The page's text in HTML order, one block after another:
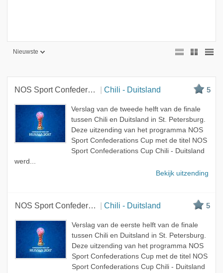
Nieuwste
NOS Sport Confederations Cup Chili - Duitsland 5
Verslag van de tweede helft van de finale
tussen Chili en Duitsland in St. Petersburg.
Deze uitzending van het programma NOS
Sport Confederations Cup met de titel NOS
Sport Confederations Cup Chili - Duitsland
werd...
Bekijk uitzending
NOS Sport Confederations Cup Chili - Duitsland 5
Verslag van de eerste helft van de finale
tussen Chili en Duitsland in St. Petersburg.
Deze uitzending van het programma NOS
Sport Confederations Cup met de titel NOS
Sport Confederations Cup Chili - Duitsland